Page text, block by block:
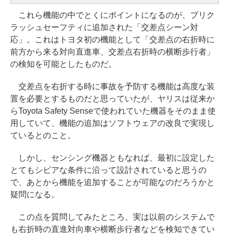
これら機能の中でとくにポイントになるのが、プリク
ラッシュセーフティに追加された「交差点シーン対
応」。これはトヨタ初の機能として「交差点の右折時に
前方から来る対向直進車、交差点右折時の横断歩行者」
の検知を可能としたものだ。
交差点を右折する時に事故を予防する機能は高度な装
置を必要とするものだと思っていたが、ヤリスは従来か
らToyota Safety Senseで使われていた機器をそのまま使
用していて、機能の追加はソフトウェアの改良で実現し
ているとのこと。
しかし、センシング機器ともなれば、最初に設定した
とてもシビアな条件に沿って設計されていると思うの
で、あとから機能を追加することが可能なのだろうかと
疑問になる。
この点を質問してみたところ、実は以前のシステムで
も右折時の直進対向車や横断歩行者などを検知できてい